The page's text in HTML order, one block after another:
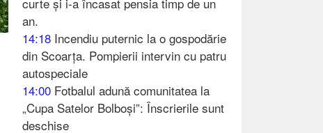
an.
14:18 Incendiu puternic la o gospodărie
din Scoarța. Pompierii intervin cu patru
autospeciale
14:00 Fotbalul adună comunitatea la
„Cupa Satelor Bolboși”: Înscrierile sunt
deschise